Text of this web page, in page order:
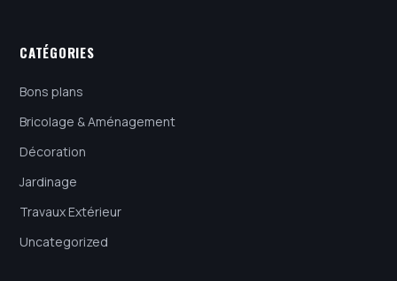
CATÉGORIES
Bons plans
Bricolage & Aménagement
Décoration
Jardinage
Travaux Extérieur
Uncategorized